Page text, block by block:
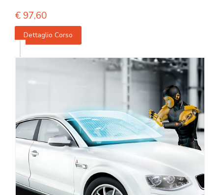
€ 97,60
Dettaglio Corso